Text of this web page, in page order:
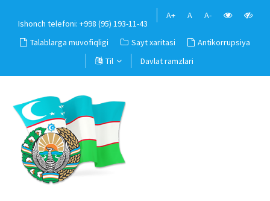
Ishonch telefoni: +998 (95) 193-11-43
A+ A A-
Talablarga muvofiqligi Sayt xaritasi
Antikorrupsiya
Til
Davlat ramzlari